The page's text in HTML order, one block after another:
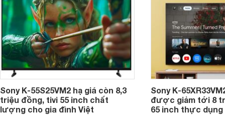
Sony K-55S25VM2 hạ giá còn 8,3
triệu đồng, tivi 55 inch chất
lượng cho gia đình Việt
Sony K-
được giảm tới 8
65 inch thực